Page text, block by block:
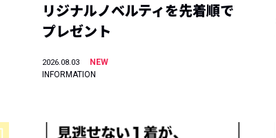
リジナルノベルティを先着順で
プレゼント
2026.08.03
NEW
INFORMATION